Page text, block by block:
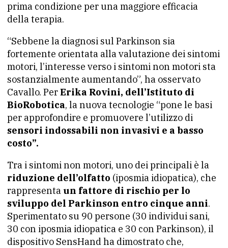
prima condizione per una maggiore efficacia
della terapia.
“Sebbene la diagnosi sul Parkinson sia
fortemente orientata alla valutazione dei sintomi
motori, l’interesse verso i sintomi non motori sta
sostanzialmente aumentando”, ha osservato
Cavallo. PerErika Rovini, dell’Istituto di
BioRobotica, la nuova tecnologie “pone le basi
per approfondire e promuovere l’utilizzo di
sensori indossabili non invasivi e a basso
costo”.
Tra i sintomi non motori, uno dei principali è la
riduzione dell’olfatto (iposmia idiopatica), che
rappresenta un fattore di rischio per lo
sviluppo del Parkinson entro cinque anni.
Sperimentato su 90 persone (30 individui sani,
30 con iposmia idiopatica e 30 con Parkinson), il
dispositivo SensHand ha dimostrato che,